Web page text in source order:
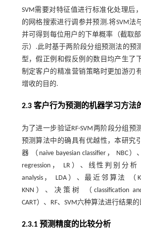
SVM需要对特征值进行标准化处理后
的网格搜索进行调参并预测.将SVM法
并可得到每位用户的下单概率（截取
示）.此时基于两阶段分组预测法的预
型，假正例和假反例的数目均产生了
制定客户的精准营销策略时更加游刃
增收的目的.
2.3 客户行为预测的机器学习方法
为了进一步验证RF-SVM两阶段分组预
预测算法中的确具有优越性，本研究
器 （naive bayesian classifier， NBC
regression， LR）、线性判别分析
analysis， LDA）、最近邻算法 （K-
KNN）、决策树 （classification and
CART）、RF、SVM六种算法进行结果
2.3.1 预测精度的比较分析